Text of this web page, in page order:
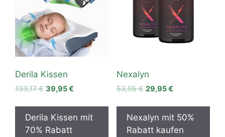
Derila Kissen
133,17€ Original
was:
133,17 €.
39,95€
is:
39,95 €.
Derila Kissen mit
70% Rabatt
Nexalyn
53,95€ Original
was:
53,95 €.
29,95€Current
is:
29,95 €.
Nexalyn mit 50%
Rabatt kaufen